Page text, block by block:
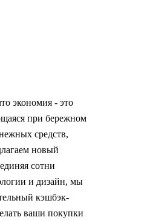
экономия - это
при бережном
средств,
новый
сотни
и дизайн, мы
кэшбэк-
ваши покупки